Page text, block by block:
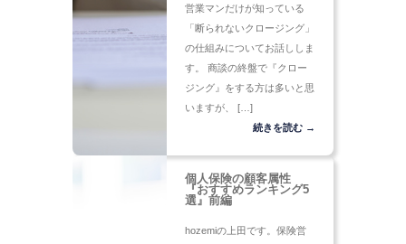
営業マンだけが知っている
「断られないクロージング」
の仕組みについてお話ししま
す。 商談の終盤で『クロー
ジング』をする方は多いと思
いますが、 […]
続きを読む →
個人保険の顧客属性
『おすすめランキング5
選』前編
hozemiの上田です。保険営